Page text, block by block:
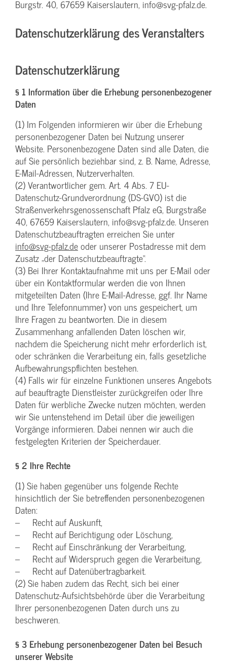
Burgstr. 40, 67659 Kaiserslautern, info@svg-pfalz.de.
Datenschutzerklärung des Veranstalters
Datenschutzerklärung
§ 1 Information über die Erhebung personenbezogener
Daten
(1) Im Folgenden informieren wir über die Erhebung
personenbezogener Daten bei Nutzung unserer
Website. Personenbezogene Daten sind alle Daten, die
auf Sie persönlich beziehbar sind, z. B. Name, Adresse,
E-Mail-Adressen, Nutzerverhalten.
(2) Verantwortlicher gem. Art. 4 Abs. 7 EU-
Datenschutz-Grundverordnung (DS-GVO) ist die
Straßenverkehrsgenossenschaft Pfalz eG, Burgstraße
40, 67659 Kaiserslautern, info@svg-pfalz.de. Unseren
Datenschutzbeauftragten erreichen Sie unter
info@svg-pfalz.deoder unserer Postadresse mit dem
Zusatz „der Datenschutzbeauftragte“.
(3) Bei Ihrer Kontaktaufnahme mit uns per E-Mail oder
über ein Kontaktformular werden die von Ihnen
mitgeteilten Daten (Ihre E-Mail-Adresse, ggf. Ihr Name
und Ihre Telefonnummer) von uns gespeichert, um
Ihre Fragen zu beantworten. Die in diesem
Zusammenhang anfallenden Daten löschen wir,
nachdem die Speicherung nicht mehr erforderlich ist,
oder schränken die Verarbeitung ein, falls gesetzliche
Aufbewahrungspflichten bestehen.
(4) Falls wir für einzelne Funktionen unseres Angebots
auf beauftragte Dienstleister zurückgreifen oder Ihre
Daten für werbliche Zwecke nutzen möchten, werden
wir Sie untenstehend im Detail über die jeweiligen
Vorgänge informieren. Dabei nennen wir auch die
festgelegten Kriterien der Speicherdauer.
§ 2 Ihre Rechte
(1) Sie haben gegenüber uns folgende Rechte
hinsichtlich der Sie betreffenden personenbezogenen
Daten:
– Recht auf Auskunft,
– Recht auf Berichtigung oder Löschung,
– Recht auf Einschränkung der Verarbeitung,
– Recht auf Widerspruch gegen die Verarbeitung,
– Recht auf Datenübertragbarkeit.
(2) Sie haben zudem das Recht, sich bei einer
Datenschutz-Aufsichtsbehörde über die Verarbeitung
Ihrer personenbezogenen Daten durch uns zu
beschweren.
§ 3 Erhebung personenbezogener Daten bei Besuch
unserer Website